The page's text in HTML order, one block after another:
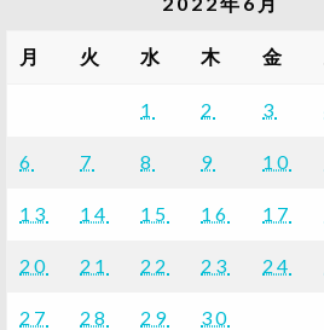
一月 火 水 木 金
1 2 3
6 7 8 9 10
13 14 15 16 17
20 21 22 23 24
27 28 29 30